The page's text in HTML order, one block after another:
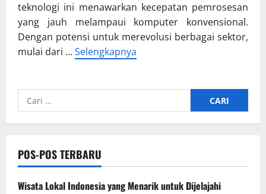
teknologi ini menawarkan kecepatan pemrosesan
yang jauh melampaui komputer konvensional.
Dengan potensi untuk merevolusi berbagai sektor,
mulai dari …Selengkapnya
Cari
untuk:
POS-POS TERBARU
Wisata Lokal Indonesia yang Menarik untuk Dijelajahi